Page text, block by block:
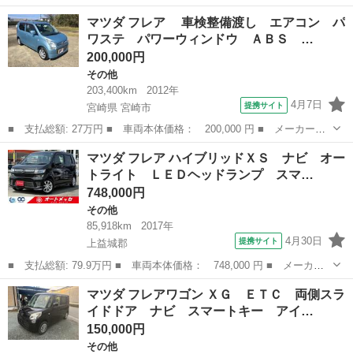
名： マツダ ■ 車種名： スクラムワゴン ■ グレード名： ＰＺ
ターボ ナビゲーション ワンセグテレビ ＥＴＣ 純正アルミホイ
ール ■ 排気量...
熊本 山鹿市 その他
マツダ フレア 車検整備渡し エアコン パ
ワステ パワーウィンドウ ＡＢＳ …
200,000円
その他
203,400km
2012年
宮崎県 宮崎市
提携サイト 4月7日
■ 支払総額: 27万円 ■ 車両本体価格： 200,000 円 ■ メーカー
名： マツダ ■ 車種名： フレア ■ グレード名： 車検整備渡
し エアコン パワステ パワーウィンドウ ＡＢＳ リモコンキー
付き ＣＤオーデ...
宮崎 宮崎市 その他
マツダ フレア ハイブリッドＸＳ ナビ オー
トライト ＬＥＤヘッドランプ スマ…
748,000円
その他
85,918km
2017年
上益城郡
提携サイト 4月30日
■ 支払総額: 79.9万円 ■ 車両本体価格： 748,000 円 ■ メーカー
名： マツダ ■ 車種名： フレア ■ グレード名： ハイブリッド
ＸＳ ナビ オートライト ＬＥＤヘッドランプ スマートキー ア
イドリングス...
熊本 上益城郡 その他
マツダ フレアワゴン ＸＧ ＥＴＣ 両側スラ
イドドア ナビ スマートキー アイ…
150,000円
その他